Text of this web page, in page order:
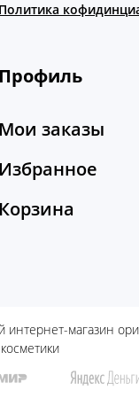
Политика
Профиль
Мои заказы
Избранное
Корзина
магазин